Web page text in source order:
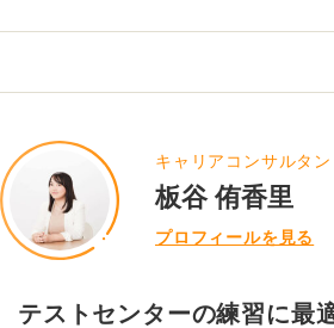
師による解き方のポイント解説を
トです。
自分の苦手分野（推論、図表読解
に声に出して設問を読み上げてみ
とができます。
キャリアコンサルタ
板谷 侑香里
プロフィールを見る
テストセンターの練習に最